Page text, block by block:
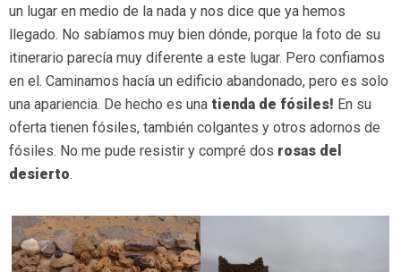
un lugar en medio de la nada y nos dice que ya hemos
llegado. No sabíamos muy bien dónde, porque la foto de su
itinerario parecía muy diferente a este lugar. Pero confiamos
en el. Caminamos hacía un edificio abandonado, pero es solo
una apariencia. De hecho es una tienda de fósiles! En su
oferta tienen fósiles, también colgantes y otros adornos de
fósiles. No me pude resistir y compré dos rosas del
desierto.